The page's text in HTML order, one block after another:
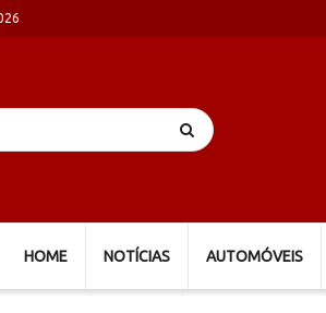
HOME NOTÍCIAS AUTOMÓVEIS